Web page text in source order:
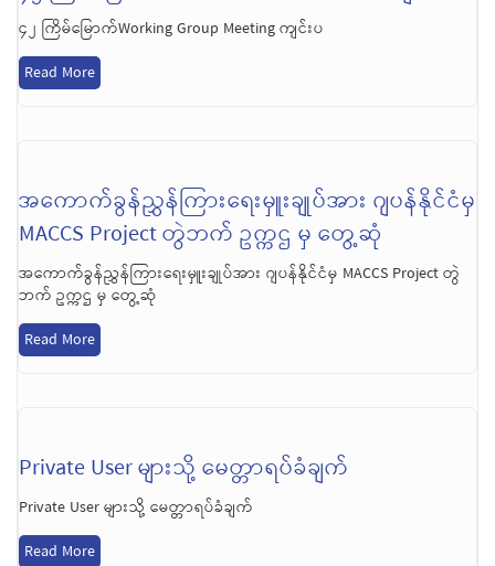
၄၂ ကြိမ်မြောက်Working Group Meeting ကျင်းပ
Read More
အကောက်ခွန်ညွှန်ကြားရေးမှူးချုပ်အား ဂျပန်နိုင်ငံမှ
MACCS Project တွဲဘက် ဥက္ကဌ မှ တွေ့ဆုံ
အကောက်ခွန်ညွှန်ကြားရေးမှူးချုပ်အား ဂျပန်နိုင်ငံမှ MACCS Project တွဲ
ဘက် ဥက္ကဌ မှ တွေ့ဆုံ
Read More
Private User များသို့ မေတ္တာရပ်ခံချက်
Private User များသို့ မေတ္တာရပ်ခံချက်
Read More